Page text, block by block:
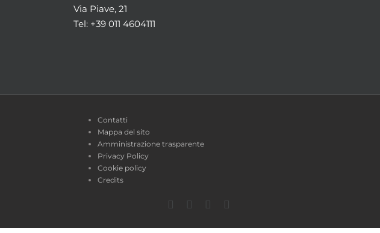
Via Piave, 21
Tel: +39 011 4604111
Contatti
Mappa del sito
Amministrazione trasparente
Privacy Policy
Cookie policy
Credits
Facebook
TwitterYouTube